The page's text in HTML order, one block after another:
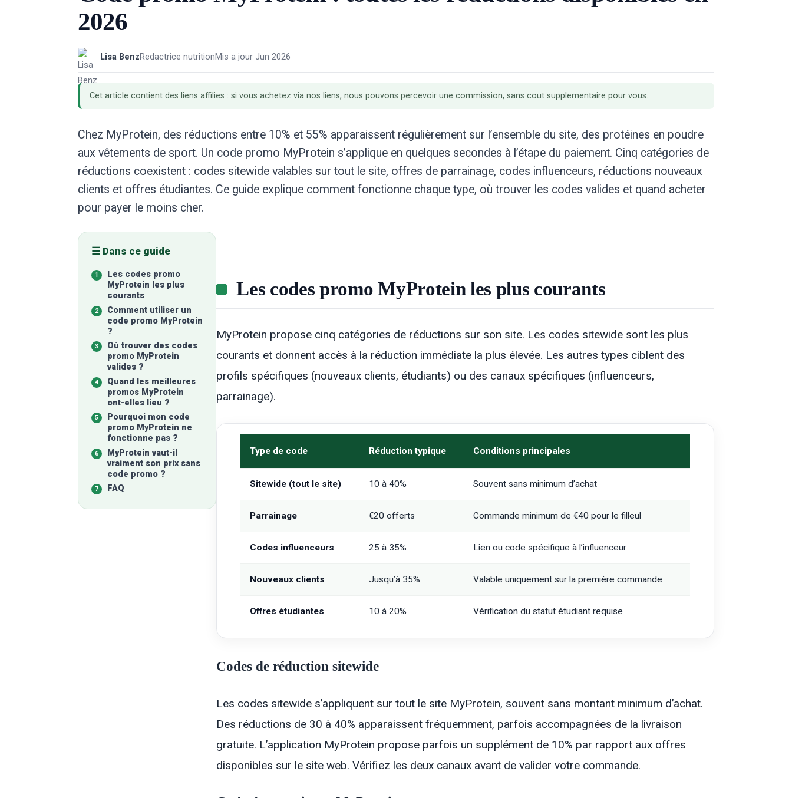
2026
Lisa BenzRedactrice nutritionMis a jour Jun 2026
Cet article contient des liens affilies : si vous achetez via nos liens, nous pouvons percevoir une commission, sans cout supplementaire pour vous.
Chez MyProtein, des réductions entre 10% et 55% apparaissent régulièrement sur l’ensemble du site, des protéines en poudre
aux vêtements de sport. Un code promo MyProtein s’applique en quelques secondes à l’étape du paiement. Cinq catégories de
réductions coexistent : codes sitewide valables sur tout le site, offres de parrainage, codes influenceurs, réductions nouveaux
clients et offres étudiantes. Ce guide explique comment fonctionne chaque type, où trouver les codes valides et quand acheter
pour payer le moins cher.
☰ Dans ce guide
Les codes promo
MyProtein les plus
courants
Comment utiliser un
code promo MyProtein
?
Où trouver des codes
promo MyProtein
valides ?
Quand les meilleures
promos MyProtein
ont-elles lieu ?
Pourquoi mon code
promo MyProtein ne
fonctionne pas ?
MyProtein vaut-il
vraiment son prix sans
code promo ?
FAQ
Les codes promo MyProtein les plus courants
MyProtein propose cinq catégories de réductions sur son site. Les codes sitewide sont les plus
courants et donnent accès à la réduction immédiate la plus élevée. Les autres types ciblent des
profils spécifiques (nouveaux clients, étudiants) ou des canaux spécifiques (influenceurs,
parrainage).
Type de code Réduction typique Conditions principales
Sitewide (tout le site) 10 à 40% Souvent sans minimum d’achat
Parrainage €20 offerts Commande minimum de €40 pour le filleul
Codes influenceurs 25 à 35% Lien ou code spécifique à l’influenceur
Nouveaux clients Jusqu’à 35% Valable uniquement sur la première commande
Offres étudiantes 10 à 20% Vérification du statut étudiant requise
Codes de réduction sitewide
Les codes sitewide s’appliquent sur tout le site MyProtein, souvent sans montant minimum d’achat.
Des réductions de 30 à 40% apparaissent fréquemment, parfois accompagnées de la livraison
gratuite. L’application MyProtein propose parfois un supplément de 10% par rapport aux offres
disponibles sur le site web. Vérifiez les deux canaux avant de valider votre commande.